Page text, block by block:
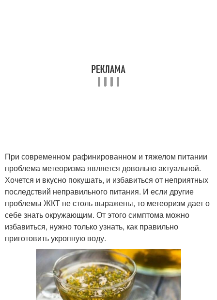
При современном рафинированном и тяжелом питании
проблема метеоризма является довольно актуальной.
Хочется и вкусно покушать, и избавиться от неприятных
последствий неправильного питания. И если другие
проблемы ЖКТ не столь выражены, то метеоризм дает о
себе знать окружающим. От этого симптома можно
избавиться, нужно только узнать, как правильно
приготовить укропную воду.